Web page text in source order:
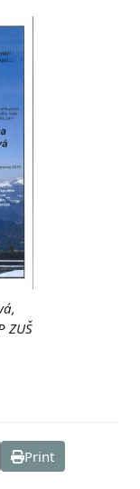
ZUŠ
Print